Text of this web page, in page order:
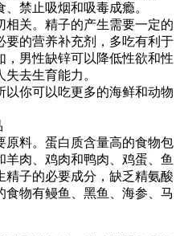
禁止吸烟和吸毒成瘾。
相关。精子的产生需要一定的
要的营养补充剂，多吃有利于
男性缺锌可以降低性欲和性
去生育能力。
以你可以吃更多的海鲜和动物
原料。蛋白质含量高的食物包
肉、鸡肉和鸭肉、鸡蛋、鱼
子的必要成分，缺乏精氨酸
物有鳗鱼、黑鱼、海参、马